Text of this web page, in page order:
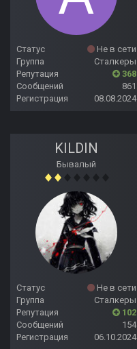
Статус
Не в сети
Группа
Сталкеры
Репутация
368
Сообщений
861
Регистрация
08.08.2024
KILDIN
Бывалый
Статус
Не в сети
Группа
Сталкеры
Репутация
102
Сообщений
154
Регистрация
06.10.2024